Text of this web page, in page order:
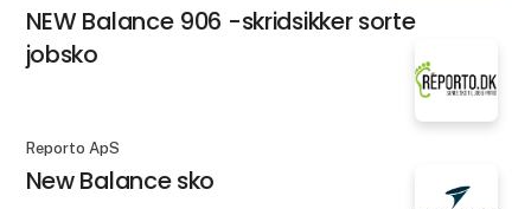
NEW Balance 906 -skridsikker sorte
jobsko
Reporto ApS
New Balance sko